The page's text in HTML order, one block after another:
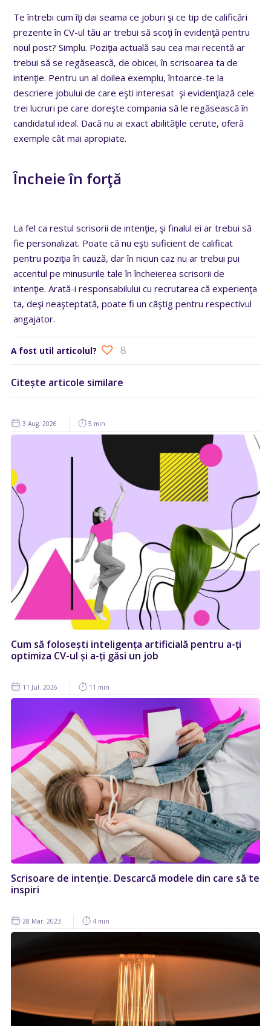
Te întrebi cum îţi dai seama ce joburi şi ce tip de calificări
prezente în CV-ul tău ar trebui să scoţi în evidenţă pentru
noul post? Simplu. Poziţia actuală sau cea mai recentă ar
trebui să se regăsească, de obicei, în scrisoarea ta de
intenţie. Pentru un al doilea exemplu, întoarce-te la
descriere jobului de care eşti interesat şi evidenţiază cele
trei lucruri pe care doreşte compania să le regăsească în
candidatul ideal. Dacă nu ai exact abilităţile cerute, oferă
exemple cât mai apropiate.
Încheie în forţă
La fel ca restul scrisorii de intenţie, şi finalul ei ar trebui să
fie personalizat. Poate că nu eşti suficient de calificat
pentru poziţia în cauză, dar în niciun caz nu ar trebui pui
accentul pe minusurile tale în încheierea scrisorii de
intenţie. Arată-i responsabilului cu recrutarea că experienţa
ta, deşi neaşteptată, poate fi un câştig pentru respectivul
angajator.
A fost util articolul? 8
Citește articole similare
3 Aug. 2026 5 min
Cum să folosești inteligența artificială pentru a-ți
optimiza CV-ul și a-ți găsi un job
11 Jul. 2026 11 min
Scrisoare de intenție. Descarcă modele din care să te
inspiri
28 Mar. 2023 4 min